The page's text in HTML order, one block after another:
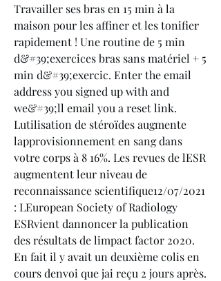
Travailler ses bras en 15 min à la
maison pour les affiner et les tonifier
rapidement ! Une routine de 5 min
d&#39;exercices bras sans matériel + 5
min d&#39;exercic. Enter the email
address you signed up with and
we&#39;ll email you a reset link.
Lutilisation de stéroïdes augmente
lapprovisionnement en sang dans
votre corps à 8 16%. Les revues de lESR
augmentent leur niveau de
reconnaissance scientifique12/07/2021
: LEuropean Society of Radiology
ESRvient dannoncer la publication
des résultats de limpact factor 2020.
En fait il y avait un deuxième colis en
cours denvoi que jai reçu 2 jours après.